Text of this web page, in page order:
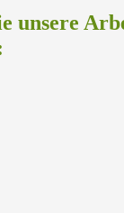
unsere